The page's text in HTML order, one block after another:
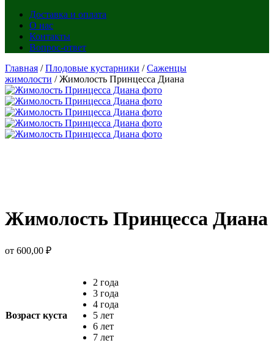
Доставка и оплата
О нас
Контакты
Вопрос-ответ
Главная /Плодовые кустарники /Саженцы
жимолости / Жимолость Принцесса Диана
Жимолость Принцесса Диана
от 600,00 ₽
Возраст куста
2 года
3 года
4 года
5 лет
6 лет
7 лет